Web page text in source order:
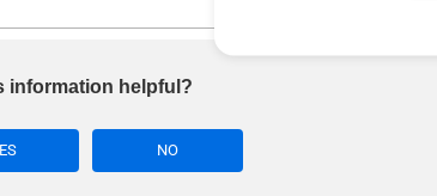
information helpful?
NO